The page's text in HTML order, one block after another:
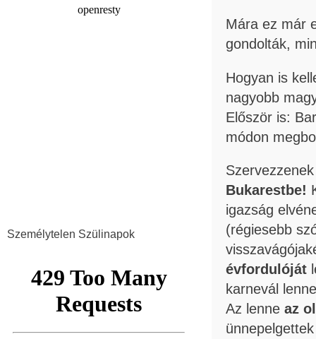
Személytelen Szülinapok
Mára ez már
gondolták,
Hogyan is
nagyobb
Először is:
módon
Bukarestbe!
igazság
(régiesebb
évfordulóját
karnevál
Az lenne az